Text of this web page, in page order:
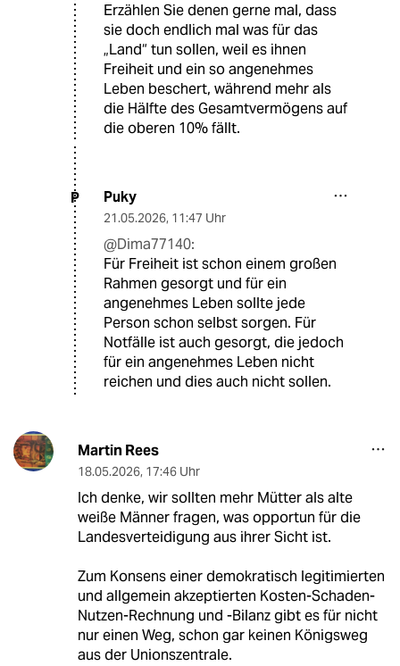
Erzählen Sie denen gerne mal, dass
sie doch endlich mal was für das
„Land“ tun sollen, weil es ihnen
Freiheit und ein so angenehmes
Leben beschert, während mehr als
die Hälfte des Gesamtvermögens auf
die oberen 10% fällt.
P Puky
21.05.2026, 11:47 Uhr
@Dima77140:
Für Freiheit ist schon einem großen
Rahmen gesorgt und für ein
angenehmes Leben sollte jede
Person schon selbst sorgen. Für
Notfälle ist auch gesorgt, die jedoch
für ein angenehmes Leben nicht
reichen und dies auch nicht sollen.
Martin Rees
18.05.2026, 17:46 Uhr
Ich denke, wir sollten mehr Mütter als alte
weiße Männer fragen, was opportun für die
Landesverteidigung aus ihrer Sicht ist.
Zum Konsens einer demokratisch legitimierten
und allgemein akzeptierten Kosten-Schaden-
Nutzen-Rechnung und -Bilanz gibt es für nicht
nur einen Weg, schon gar keinen Königsweg
aus der Unionszentrale.